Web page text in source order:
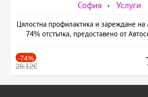
София Услуги
Цялостна профилактика и зареждане на
74% отстъпка, предоставено от
-74%
28.12€